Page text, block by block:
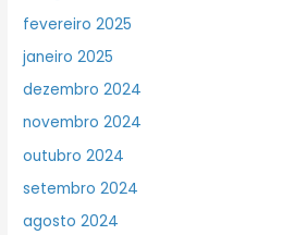
fevereiro 2025
janeiro 2025
dezembro 2024
novembro 2024
outubro 2024
setembro 2024
agosto 2024